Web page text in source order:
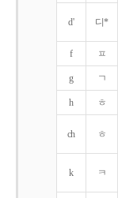
d' 디*
f ㅍ
g ㄱ
h ㅎ
ch ㅎ
k ㅋ